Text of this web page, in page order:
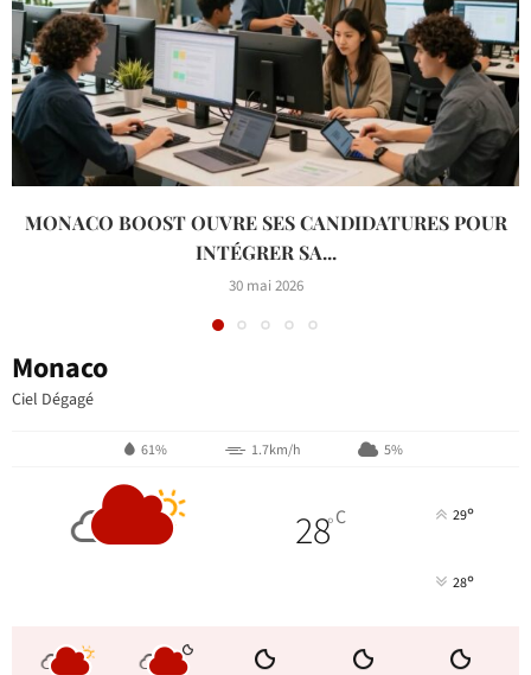
MONACO BOOST OUVRE SES CANDIDATURES POUR
INTÉGRER SA...
30 mai 2026
Monaco
Ciel Dégagé
61% 1.7km/h 5%
28°C 29°
28°